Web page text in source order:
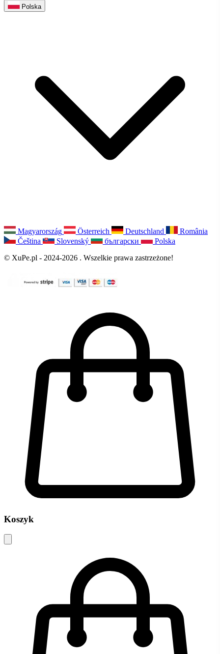
Polska
Magyarország Österreich Deutschland
România
Čeština
Slovenský български
Polska
© XuPe.pl - 2024-2026 . Wszelkie prawa zastrzeżone!
Koszyk